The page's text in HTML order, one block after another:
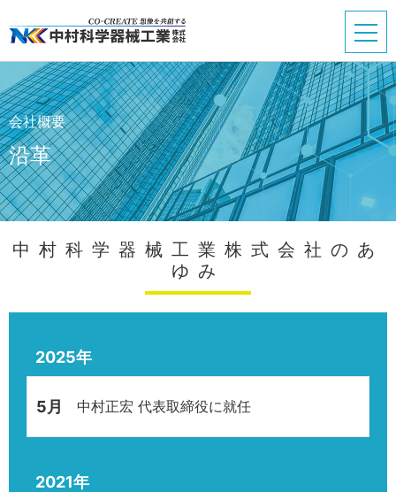
会社概要
沿革
中村科学器械工業株式会社のあ
ゆみ
2025年
5月 中村正宏 代表取締役に就任
2021年